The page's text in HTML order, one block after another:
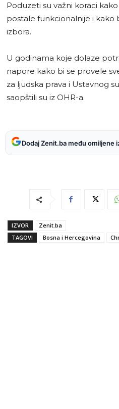
Poduzeti su važni koraci
postale funkcionalnije i kako
izbora.
U godinama koje dolaze
napore kako bi se provele
za ljudska prava i Ustavnog
saopštili su iz OHR-a.
Dodaj Zenit.ba među omiljene
IZVOR
Zenit.ba
TAGOVI
Bosna i Hercegovina